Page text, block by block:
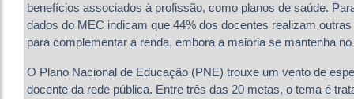
benefícios associados à profissão, como planos de saúde.
dados do MEC indicam que 44% dos docentes realizam
para complementar a renda, embora a maioria se mantenha
O Plano Nacional de Educação (PNE) trouxe um vento de
docente da rede pública. Entre três das 20 metas, o tema é